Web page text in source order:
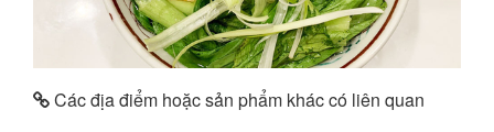
Các địa điểm hoặc sản phẩm khác có liên quan